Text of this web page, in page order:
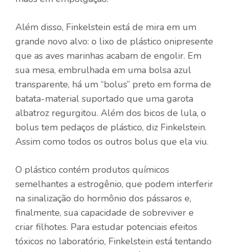
Além disso, Finkelstein está de mira em um
grande novo alvo: o lixo de plástico onipresente
que as aves marinhas acabam de engolir. Em
sua mesa, embrulhada em uma bolsa azul
transparente, há um “bolus” preto em forma de
batata-material suportado que uma garota
albatroz regurgitou. Além dos bicos de lula, o
bolus tem pedaços de plástico, diz Finkelstein.
Assim como todos os outros bolus que ela viu.
O plástico contém produtos químicos
semelhantes a estrogênio, que podem interferir
na sinalização do hormônio dos pássaros e,
finalmente, sua capacidade de sobreviver e
criar filhotes. Para estudar potenciais efeitos
tóxicos no laboratório, Finkelstein está tentando